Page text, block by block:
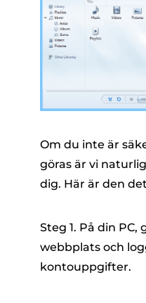
Om du inte är
göras är vi
dig. Här är den
Steg 1. På din PC,
webbplats och
kontouppgifter.